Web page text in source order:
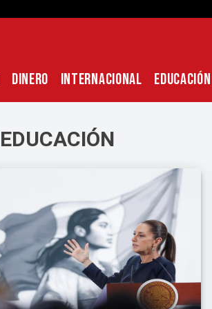
DINERO INTERNACIONAL EDUCACIÓN
EDUCACIÓN